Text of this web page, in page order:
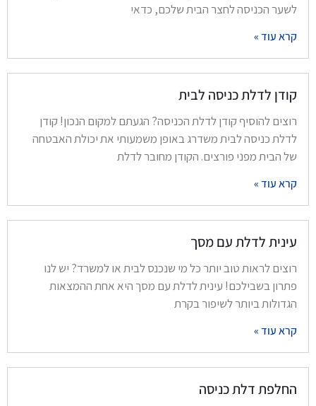
לשער הכניסה לחצר הבית שלכם, כדאי
קרא עוד »
קודן לדלת כניסה לבית
רוצים להוסיף קודן לדלת הכניסה? הגעתם למקום הנכון! קודן
לדלת כניסה לבית משדרג באופן משמעותי את יכולת האבטחה
של הבית מפני פורצים. הקודן מחובר לדלת
קרא עוד »
עינית לדלת עם מסך
רוצים לראות טוב יותר כל מי שנכנס לבית או למשרד? יש לנו
פתרון בשבילכם! עינית לדלת עם מסך היא אחת ההמצאות
הגדולות ביותר לשיפור בקרת
קרא עוד »
החלפת דלת כניסה